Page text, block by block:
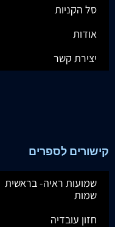
סל הקניות
אודות
יצירת קשר
קישורים לספרים
שמועות ראיה- בראשית
שמות
חזון עובדיה